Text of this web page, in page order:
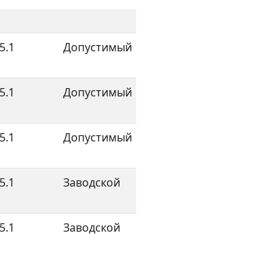
Допустимый
Допустимый
Допустимый
Заводской
Заводской